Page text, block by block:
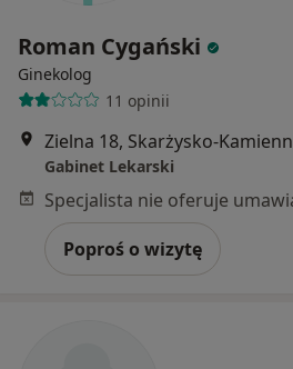
Roman Cygański
Ginekolog
11 opinii
Zielna 18, Skarżysko-
Gabinet Lekarski
Poproś o wizytę